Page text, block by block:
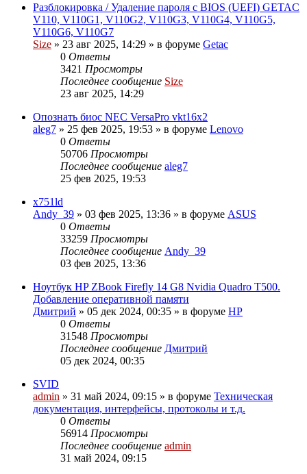
Разблокировка / Удаление пароля с BIOS (UEFI) GETAC
V110, V110G1, V110G2, V110G3, V110G4, V110G5,
V110G6, V110G7
Size » 23 авг 2025, 14:29 » в форуме Getac
0 Ответы
3421 Просмотры
Последнее сообщение Size
23 авг 2025, 14:29
Опознать биос NEC VersaPro vkt16x2
aleg7 » 25 фев 2025, 19:53 » в форуме Lenovo
0 Ответы
50706 Просмотры
Последнее сообщение aleg7
25 фев 2025, 19:53
x751ld
Andy_39 » 03 фев 2025, 13:36 » в форуме ASUS
0 Ответы
33259 Просмотры
Последнее сообщение Andy_39
03 фев 2025, 13:36
Ноутбук HP ZBook Firefly 14 G8 Nvidia Quadro T500.
Добавление оперативной памяти
Дмитрий » 05 дек 2024, 00:35 » в форуме HP
0 Ответы
31548 Просмотры
Последнее сообщение Дмитрий
05 дек 2024, 00:35
SVID
admin » 31 май 2024, 09:15 » в форуме Техническая
документация, интерфейсы, протоколы и т.д.
0 Ответы
56914 Просмотры
Последнее сообщение admin
31 май 2024, 09:15